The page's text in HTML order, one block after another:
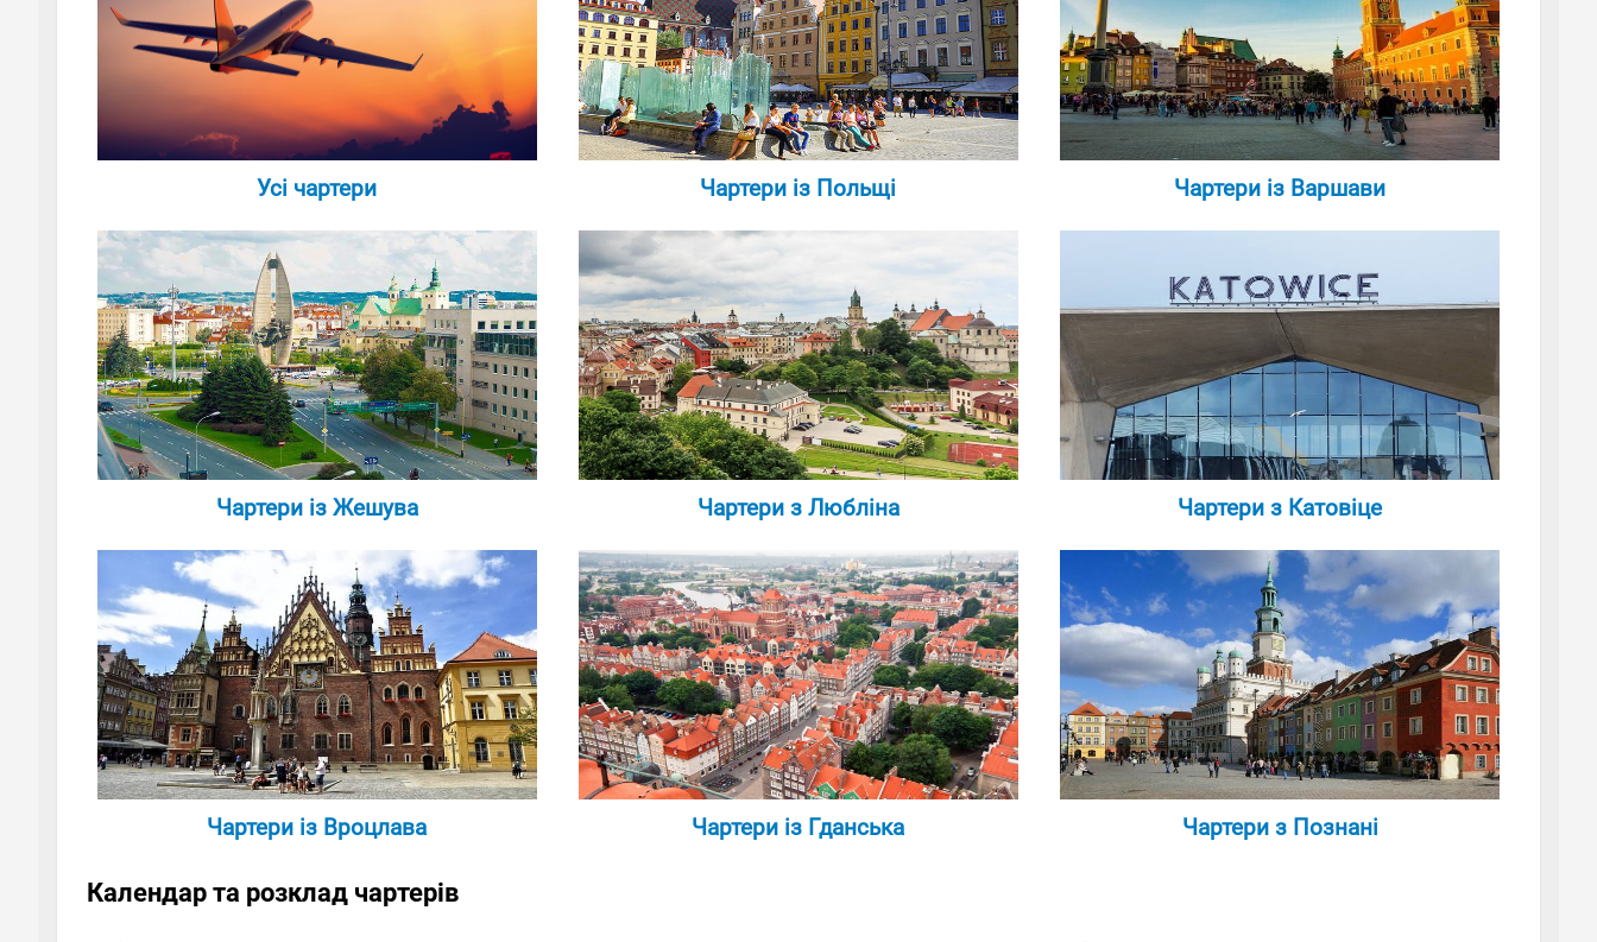
Усі чартери Чартери із Польщі Чартери із Варшави
Чартери із Жешува Чартери з Любліна Чартери з Катовіце
Чартери із Вроцлава Чартери із Гданська Чартери з Познані
Календар та розклад чартерів